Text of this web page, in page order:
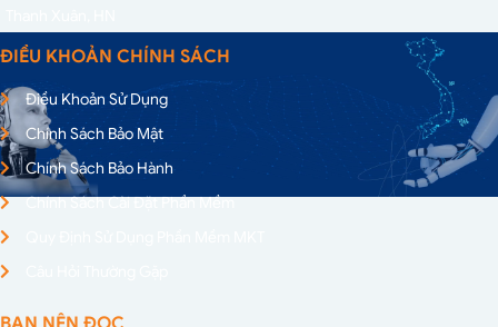
ĐIỀU KHOẢN CHÍNH SÁCH
Điều Khoản Sử Dụng
Chính Sách Bảo Mật
Chính Sách Bảo Hành
Chính Sách Cài Đặt Phần Mềm